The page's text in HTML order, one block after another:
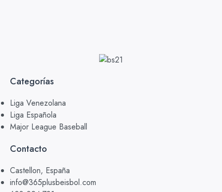
Categorías
Liga Venezolana
Liga Española
Major League Baseball
Contacto
Castellon, España
info@365plusbeisbol.com